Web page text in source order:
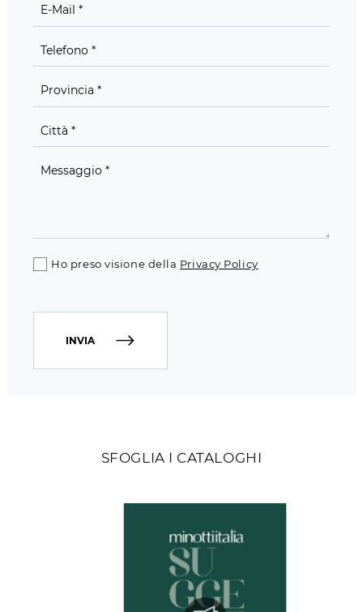
SFOGLIA I CATALOGHI
Ho preso visione della Privacy Policy
INVIA